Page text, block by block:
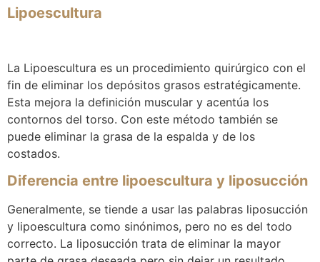
Lipoescultura
La Lipoescultura es un procedimiento quirúrgico con el
fin de eliminar los depósitos grasos estratégicamente.
Esta mejora la definición muscular y acentúa los
contornos del torso. Con este método también se
puede eliminar la grasa de la espalda y de los
costados.
Diferencia entre lipoescultura y liposucción
Generalmente, se tiende a usar las palabras liposucción
y lipoescultura como sinónimos, pero no es del todo
correcto. La liposucción trata de eliminar la mayor